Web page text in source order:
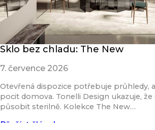
Sklo bez chladu: The New
7. července 2026
Otevřená dispozice potřebuje průhledy,
pocit domova. Tonelli Design ukazuje,
působit sterilně. Kolekce The New…
Přečíst článek